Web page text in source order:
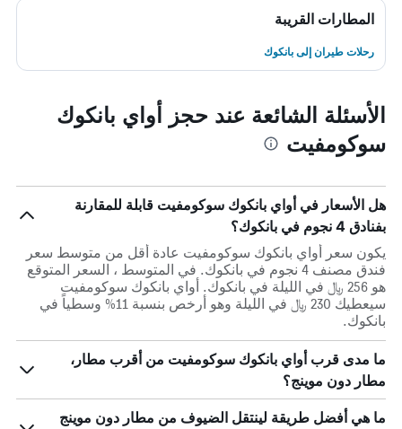
المطارات القريبة
رحلات طيران إلى بانكوك
الأسئلة الشائعة عند حجز أواي بانكوك
سوكومفيت
هل الأسعار في أواي بانكوك سوكومفيت قابلة للمقارنة
بفنادق 4 نجوم في بانكوك؟
يكون سعر أواي بانكوك سوكومفيت عادة أقل من متوسط ​​سعر
فندق مصنف 4 نجوم في بانكوك. في المتوسط ، السعر المتوقع
هو 256 ﷼ في الليلة في بانكوك. أواي بانكوك سوكومفيت
سيعطيك 230 ﷼ في الليلة وهو أرخص بنسبة 11% وسطياً في
بانكوك.
ما مدى قرب أواي بانكوك سوكومفيت من أقرب مطار،
مطار دون موينج؟
ما هي أفضل طريقة لينتقل الضيوف من مطار دون موينج